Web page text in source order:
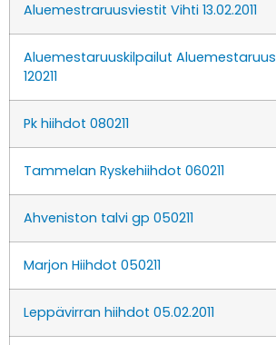
Aluemestraruusviestit Vihti 13.02.2011
Aluemestaruuskilpailut Aluemestaruus
120211
Pk hiihdot 080211
Tammelan Ryskehiihdot 060211
Ahveniston talvi gp 050211
Marjon Hiihdot 050211
Leppävirran hiihdot 05.02.2011